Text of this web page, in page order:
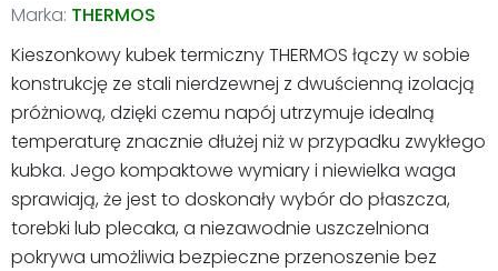
Marka: THERMOS
Kieszonkowy kubek termiczny THERMOS łączy w sobie
konstrukcję ze stali nierdzewnej z dwuścienną izolacją
próżniową, dzięki czemu napój utrzymuje idealną
temperaturę znacznie dłużej niż w przypadku zwykłego
kubka. Jego kompaktowe wymiary i niewielka waga
sprawiają, że jest to doskonały wybór do płaszcza,
torebki lub plecaka, a niezawodnie uszczelniona
pokrywa umożliwia bezpieczne przenoszenie bez